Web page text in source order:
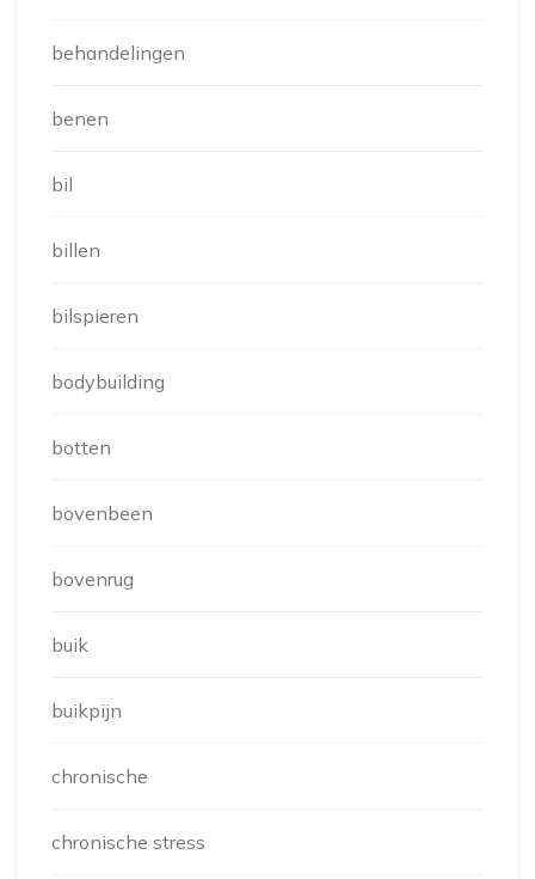
behandelingen
benen
bil
billen
bilspieren
bodybuilding
botten
bovenbeen
bovenrug
buik
buikpijn
chronische
chronische stress